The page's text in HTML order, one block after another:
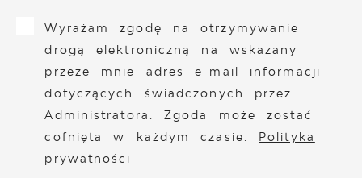
Wyrażam zgodę na otrzymywanie
drogą elektroniczną na wskazany
przeze mnie adres e-mail informacji
dotyczących świadczonych przez
Administratora. Zgoda może zostać
cofnięta w każdym czasie. Polityka
prywatności